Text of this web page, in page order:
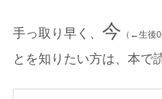
手っ取り早く、 今 （←生後
とを知りたい方は、本で